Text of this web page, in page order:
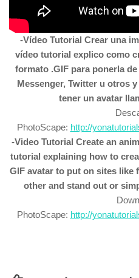
-Vídeo Tutorial Crear una
vídeo tutorial explico como
formato .GIF para ponerla
Messenger, Twitter u otros
tener un avatar
PhotoScape: http://
-Video Tutorial Create an
tutorial explaining how to
GIF avatar to put on sites like
other and stand out or
PhotoScape: http://